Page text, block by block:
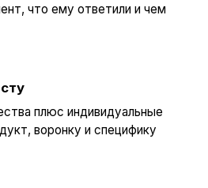
что ему ответили и чем
плюс индивидуальные
воронку и специфику